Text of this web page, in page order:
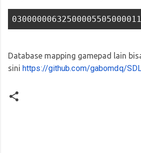
Database mapping gamepad lain
sini https://github.com/gabomdq/